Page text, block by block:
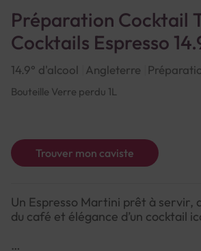
Préparation Cocktail
Cocktails Espresso
14.9° d'alcool Angleterre
Bouteille Verre perdu 1L
Trouver mon caviste
Un Espresso Martini prêt à servir,
du café et élégance d’un cocktail